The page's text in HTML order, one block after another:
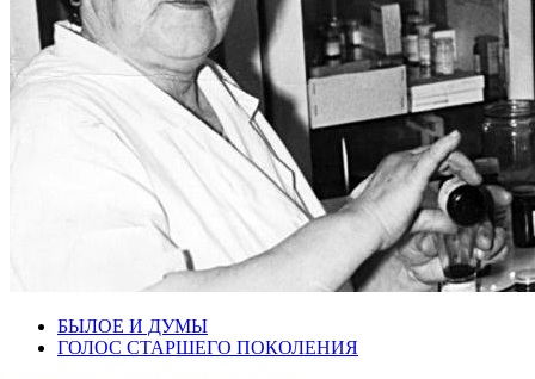
БЫЛОЕ И ДУМЫ
ГОЛОС СТАРШЕГО ПОКОЛЕНИЯ